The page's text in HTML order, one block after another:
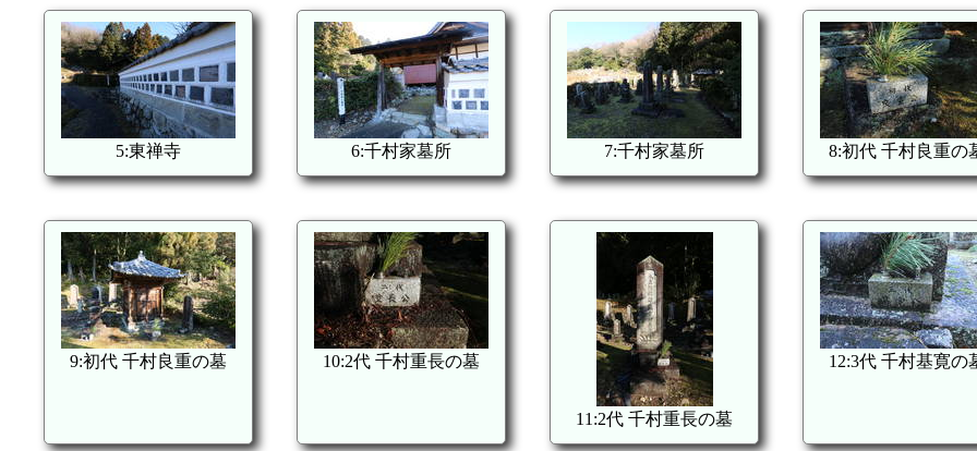
5:東禅寺 6:千村家墓所 7:千村家墓所 8:初代 千村良重の
9:初代 千村良重の墓 10:2代 千村重長の墓
11:2代 千村重長の墓
12:3代 千村基寛の